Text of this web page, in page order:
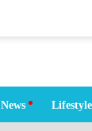
News Lifestyle